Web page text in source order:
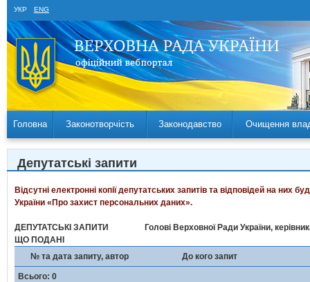
УКР ENG
Головна Законотворчість Законодавство Очищення
Депутатські запити
Відсутні електронні копії депутатських запитів та відповідей на
України «Про захист персональних даних».
ДЕПУТАТСЬКІ ЗАПИТИ
ЩО ПОДАНІ
Голові Верховної Ради України,
№ та дата запиту, автор До кого запит
Всього: 0